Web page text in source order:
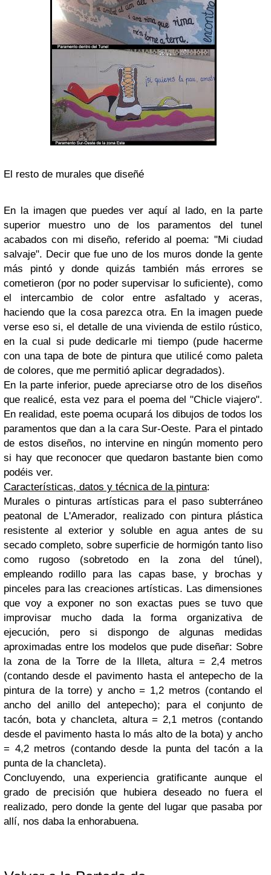
El resto de murales que diseñé
En la imagen que puedes ver aquí al lado, en la parte
superior muestro uno de los paramentos del tunel
acabados con mi diseño, referido al poema: "Mi ciudad
salvaje". Decir que fue uno de los muros donde la gente
más pintó y donde quizás también más errores se
cometieron (por no poder supervisar lo suficiente), como
el intercambio de color entre asfaltado y aceras,
haciendo que la cosa parezca otra. En la imagen puede
verse eso si, el detalle de una vivienda de estilo rústico,
en la cual si pude dedicarle mi tiempo (pude hacerme
con una tapa de bote de pintura que utilicé como paleta
de colores, que me permitió aplicar degradados).
En la parte inferior, puede apreciarse otro de los diseños
que realicé, esta vez para el poema del "Chicle viajero".
En realidad, este poema ocupará los dibujos de todos los
paramentos que dan a la cara Sur-Oeste. Para el pintado
de estos diseños, no intervine en ningún momento pero
si hay que reconocer que quedaron bastante bien como
podéis ver.
Características, datos y técnica de la pintura:
Murales o pinturas artísticas para el paso subterráneo
peatonal de L'Amerador, realizado con pintura plástica
resistente al exterior y soluble en agua antes de su
secado completo, sobre superficie de hormigón tanto liso
como rugoso (sobretodo en la zona del túnel),
empleando rodillo para las capas base, y brochas y
pinceles para las creaciones artísticas. Las dimensiones
que voy a exponer no son exactas pues se tuvo que
improvisar mucho dada la forma organizativa de
ejecución, pero si dispongo de algunas medidas
aproximadas entre los modelos que pude diseñar: Sobre
la zona de la Torre de la Illeta, altura = 2,4 metros
(contando desde el pavimento hasta el antepecho de la
pintura de la torre) y ancho = 1,2 metros (contando el
ancho del anillo del antepecho); para el conjunto de
tacón, bota y chancleta, altura = 2,1 metros (contando
desde el pavimento hasta lo más alto de la bota) y ancho
= 4,2 metros (contando desde la punta del tacón a la
punta de la chancleta).
Concluyendo, una experiencia gratificante aunque el
grado de precisión que hubiera deseado no fuera el
realizado, pero donde la gente del lugar que pasaba por
allí, nos daba la enhorabuena.